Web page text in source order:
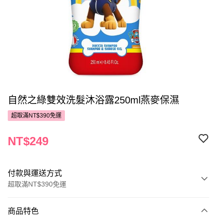
自然之綠雙效洗髮沐浴露250ml燕麥保濕
超取滿NT$390免運
NT$249
付款與運送方式
超取滿NT$390免運
POYA支付
商品特色